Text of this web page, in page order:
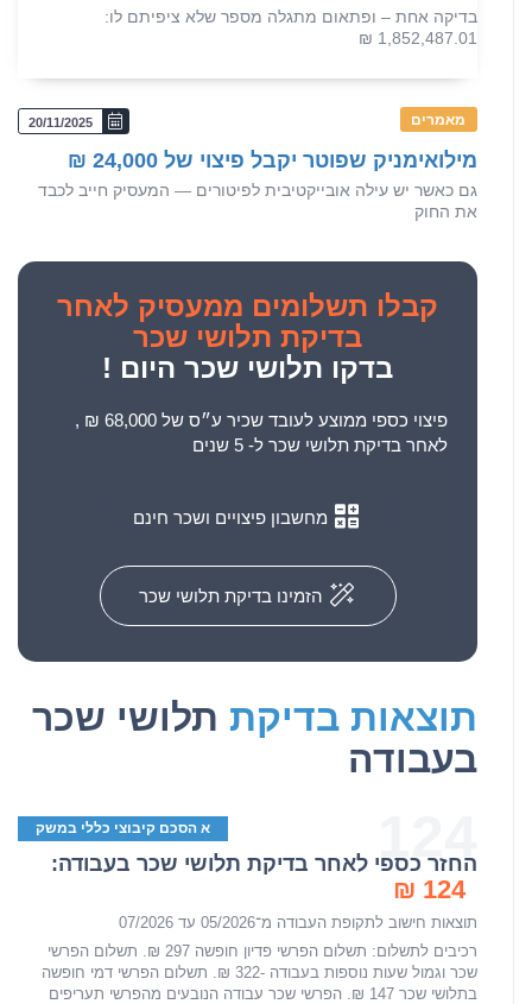
בדיקה אחת – ופתאום מתגלה מספר שלא ציפיתם לו:
1,852,487.01 ₪
20/11/2025 מאמרים
מילואימניק שפוטר יקבל פיצוי של 24,000 ₪
גם כאשר יש עילה אובייקטיבית לפיטורים — המעסיק חייב לכבד
את החוק
קבלו תשלומים ממעסיק לאחר
בדיקת תלושי שכר
בדקו תלושי שכר היום !
פיצוי כספי ממוצע לעובד שכיר ע״ס של 68,000 ₪ ,
לאחר בדיקת תלושי שכר ל- 5 שנים
מחשבון פיצויים ושכר חינם
תוצאות בדיקת תלושי שכר
בעבודה
א הסכם קיבוצי כללי במשק
החזר כספי לאחר בדיקת תלושי שכר בעבודה:
124 ₪
תוצאות חישוב לתקופת העבודה מ־05/2026 עד 07/2026
רכיבים לתשלום: תשלום הפרשי פדיון חופשה 297 ₪. תשלום הפרשי
שכר וגמול שעות נוספות בעבודה -322 ₪. תשלום הפרשי דמי חופשה
בתלושי שכר 147 ₪. הפרשי שכר עבודה הנובעים מהפרשי תעריפים